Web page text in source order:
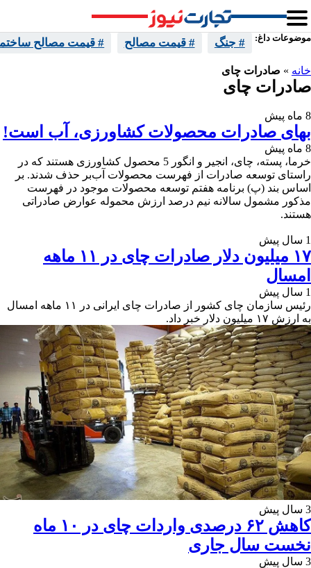
موضوعات داغ: # جنگ # قیمت مصالح # قیمت مصالح
خانه » صادرات چای
صادرات چای
8 ماه پیش
بهای صادرات محصولات کشاورزی، آب است!
8 ماه پیش
خرما، پسته، چای، انجیر و انگور 5 محصول کشاورزی هستند که در
راستای توسعه صادرات از فهرست محصولات آب‌بر حذف شدند. بر
اساس بند (پ) برنامه هفتم توسعه محصولات موجود در فهرست
مذکور مشمول سالانه نیم درصد ارزش محموله عوارض صادراتی
هستند.
1 سال پیش
۱۷ میلیون دلار صادرات چای در ۱۱ ماهه
امسال
1 سال پیش
رئیس سازمان چای کشور از صادرات چای ایرانی در ۱۱ ماهه امسال
به ارزش ۱۷ میلیون دلار خبر داد.
3 سال پیش
کاهش ۶۲ درصدی واردات چای در ۱۰ ماه
نخست سال جاری
3 سال پیش